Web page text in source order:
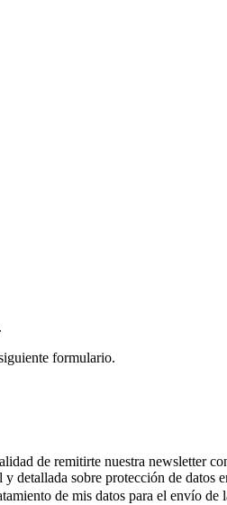
formulario.
de remitirte nuestra newsletter
detallada sobre protección de datos
de mis datos para el envío de